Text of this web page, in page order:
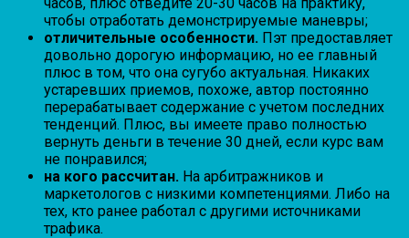
чтобы отработать демонстрируемые маневры;
отличительные особенности. Пэт предоставляет
довольно дорогую информацию, но ее главный
плюс в том, что она сугубо актуальная. Никаких
устаревших приемов, похоже, автор постоянно
перерабатывает содержание с учетом последних
тенденций. Плюс, вы имеете право полностью
вернуть деньги в течение 30 дней, если курс вам
не понравился;
на кого рассчитан. На арбитражников и
маркетологов с низкими компетенциями. Либо на
тех, кто ранее работал с другими источниками
трафика.